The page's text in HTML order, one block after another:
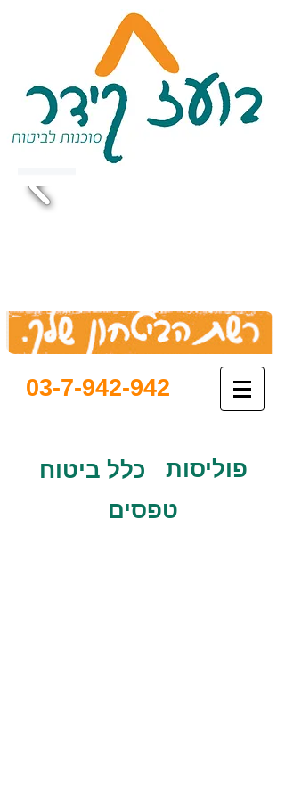
03-7-942-942
כלל ביטוח
פוליסות
טפסים